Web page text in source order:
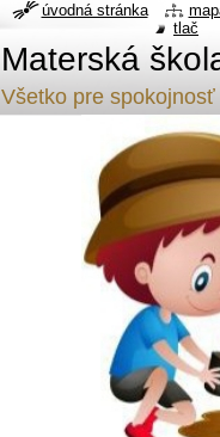
Materská
Všetko pre
úvodná stránka
tlač